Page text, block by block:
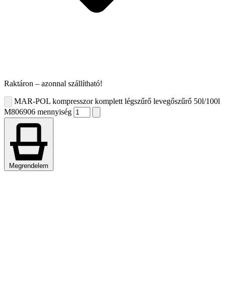
Raktáron – azonnal szállítható!
MAR-POL kompresszor komplett légszűrő levegőszűrő 50l/100l
M806906 mennyiség
Megrendelem